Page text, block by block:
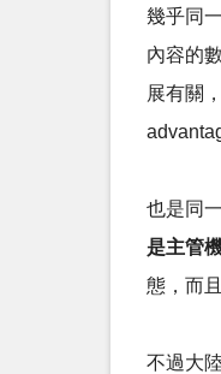
幾乎同
內容的
展有關
也是同
是主管
態，而
不過大